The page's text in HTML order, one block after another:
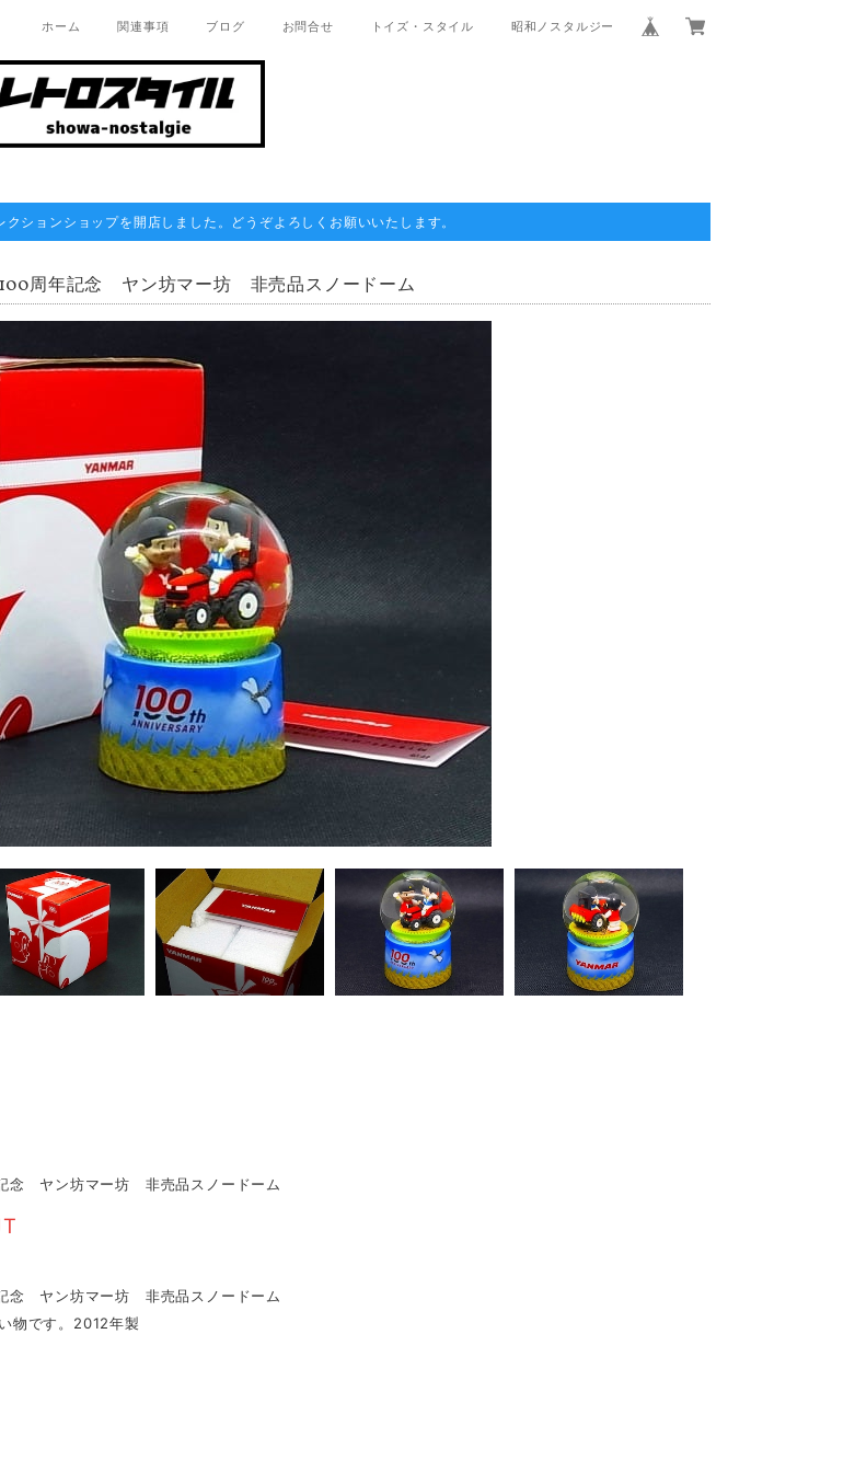
ホーム 関連事項 ブログ お問合せ トイズ・スタイル 昭和ノスタルジー
ションショップを開店しました。どうぞよろしくお願いいたします。
周年記念 ヤン坊マー坊 非売品スノードーム
念 ヤン坊マー坊 非売品スノードーム
念 ヤン坊マー坊 非売品スノードーム
物です。2012年製